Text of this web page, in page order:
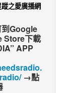
之愛廣播網
到Google
Store下載
APP
→點